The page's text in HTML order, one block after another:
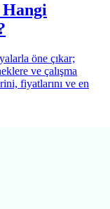
Hangi
öne çıkar;
ve çalışma
fiyatlarını ve en